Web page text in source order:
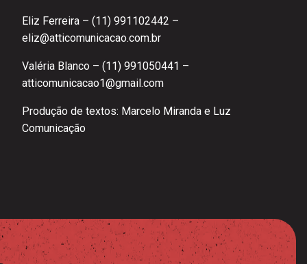
Eliz Ferreira – (11) 991102442 –
eliz@atticomunicacao.com.br
Valéria Blanco – (11) 991050441 –
atticomunicacao1@gmail.com
Produção de textos: Marcelo Miranda e Luz
Comunicação